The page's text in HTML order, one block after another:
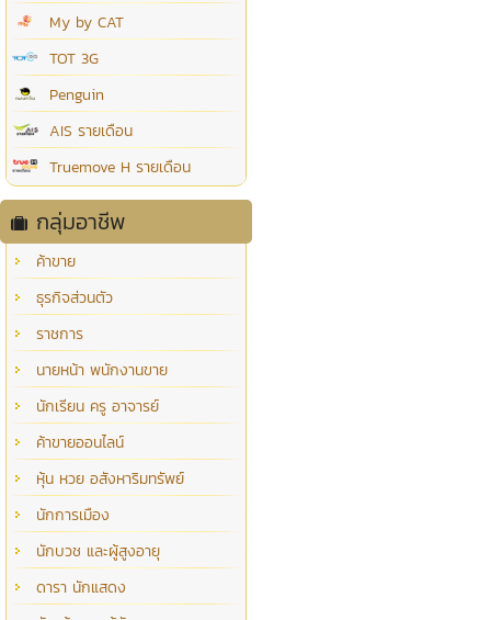
My by CAT
TOT 3G
Penguin
AIS รายเดือน
Truemove H รายเดือน
กลุ่มอาชีพ
ค้าขาย
ธุรกิจส่วนตัว
ราชการ
นายหน้า พนักงานขาย
นักเรียน ครู อาจารย์
ค้าขายออนไลน์
หุ้น หวย อสังหาริมทรัพย์
นักการเมือง
นักบวช และผู้สูงอายุ
ดารา นักแสดง